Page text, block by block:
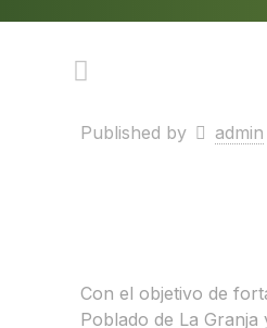
Published by admin
Con el objetivo de
Poblado de La